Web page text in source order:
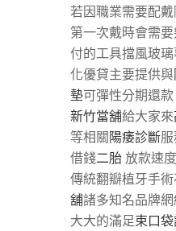
若因職業需要配
第一次戴時會需
付的工具擋風玻
化優貸主要提供與
墊可彈性分期還
新竹當舖給大家來
等相關陽痿診斷
借錢二胎放款速
傳統翻瓣植牙手
舖諸多知名品牌
大大的滿足束口